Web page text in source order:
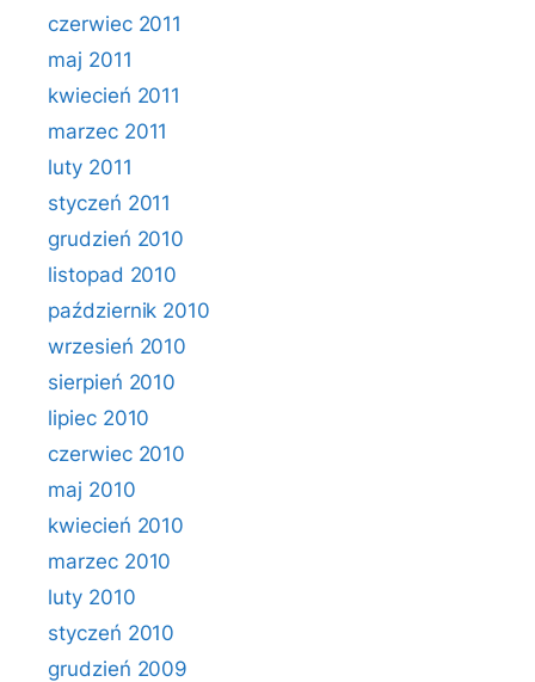
czerwiec 2011
maj 2011
kwiecień 2011
marzec 2011
luty 2011
styczeń 2011
grudzień 2010
listopad 2010
październik 2010
wrzesień 2010
sierpień 2010
lipiec 2010
czerwiec 2010
maj 2010
kwiecień 2010
marzec 2010
luty 2010
styczeń 2010
grudzień 2009